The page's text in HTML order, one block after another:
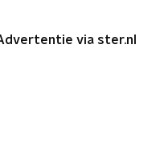
via ster.nl